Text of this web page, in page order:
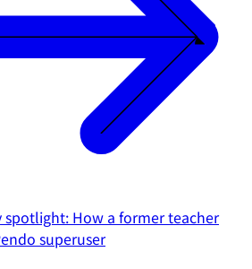
spotlight: How a former teacher
superuser